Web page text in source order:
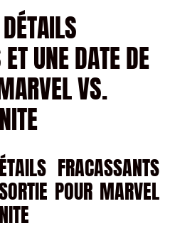
UNE DATE DE
VS.
FRACASSANTS
POUR MARVEL